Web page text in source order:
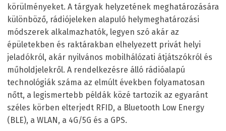
körülményeket. A tárgyak helyzetének meghatározására
különböző, rádiójeleken alapuló helymeghatározási
módszerek alkalmazhatók, legyen szó akár az
épületekben és raktárakban elhelyezett privát helyi
jeladókról, akár nyilvános mobilhálózati átjátszókról és
műholdjelekről. A rendelkezésre álló rádióalapú
technológiák száma az elmúlt években folyamatosan
nőtt, a legismertebb példák közé tartozik az egyaránt
széles körben elterjedt RFID, a Bluetooth Low Energy
(BLE), a WLAN, a 4G/5G és a GPS.